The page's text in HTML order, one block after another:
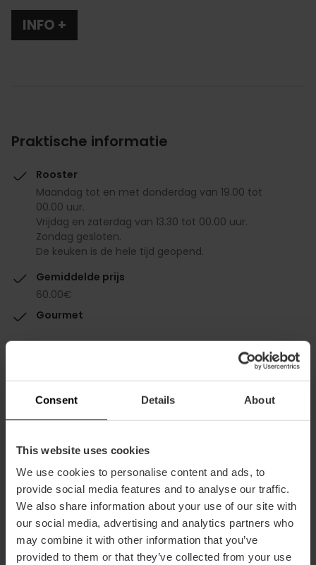
Consent Details About
This website uses cookies
We use cookies to personalise content and ads, to
provide social media features and to analyse our traffic.
We also share information about your use of our site with
our social media, advertising and analytics partners who
may combine it with other information that you’ve
provided to them or that they’ve collected from your use
INFO +
Praktische informatie
Rooster
Maandag tot en met donderdag van 19.00 tot
00.00 uur.
Vrijdag en zaterdag van 13.30 tot 00.00 uur.
Zondag gesloten.
De keuken is de hele tijd geopend.
Gemiddelde prijs
60.00€
Gourmet
Restaurant
70